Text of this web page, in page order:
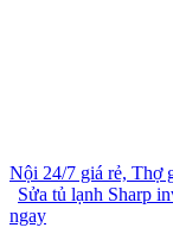
Nội 24/7 giá rẻ, Thợ
Sửa tủ lạnh Sharp
ngay